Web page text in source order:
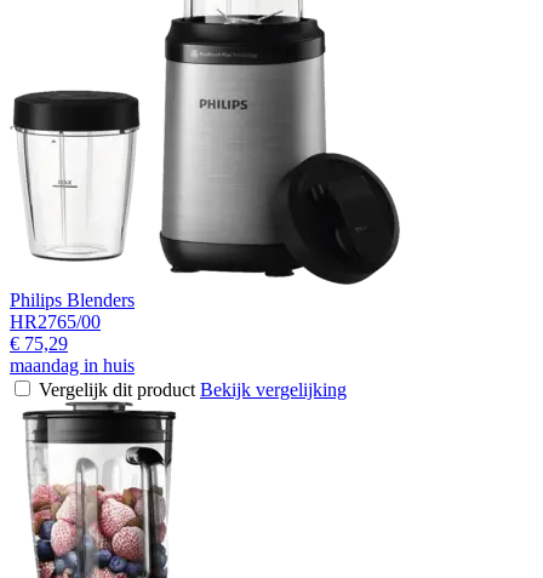
Philips Blenders
HR2765/00
€ 75,29
maandag in huis
Vergelijk dit product Bekijk vergelijking